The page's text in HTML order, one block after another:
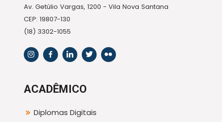
Av. Getúlio Vargas, 1200 - Vila Nova Santana
CEP: 19807-130
(18) 3302-1055
ACADÊMICO
Diplomas Digitais